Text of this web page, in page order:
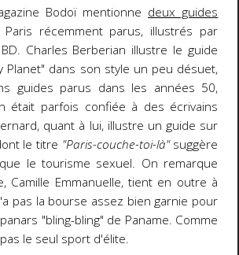
Bodoï mentionne deux guides
Paris récemment parus, illustrés par
Charles Berberian illustre le guide
Planet" dans son style un peu désuet,
guides parus dans les années 50,
était parfois confiée à des écrivains
quant à lui, illustre un guide sur
le titre "Paris-couche-toi-là"suggère
le tourisme sexuel. On remarque
Camille Emmanuelle, tient en outre à
pas la bourse assez bien garnie pour
"bling-bling" de Paname. Comme
le seul sport d'élite.